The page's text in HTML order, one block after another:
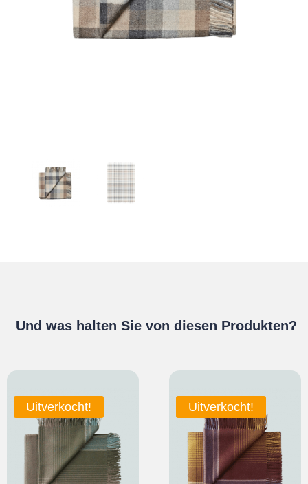
Und was halten Sie von diesen Produkten?
Uitverkocht! Uitverkocht!